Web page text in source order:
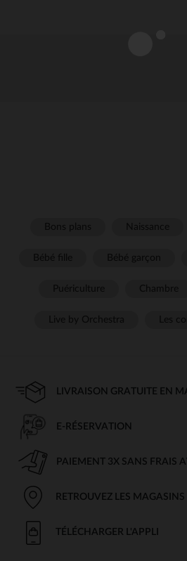
LIVRAISON GRATUITE EN
E-RÉSERVATION
PAIEMENT 3X SANS FRAIS
RETROUVEZ LES MAGASINS
TÉLÉCHARGER L'APPLI